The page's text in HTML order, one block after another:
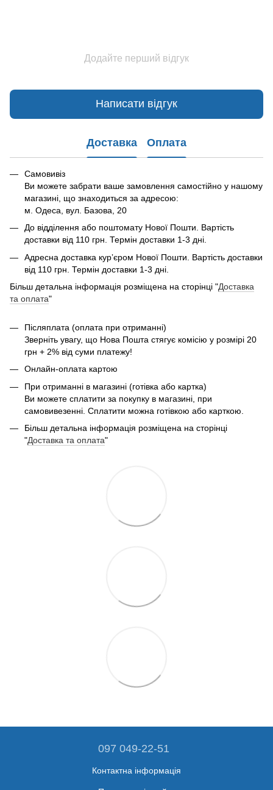
Додайте перший відгук
Написати відгук
Доставка Оплата
Самовивіз
Ви можете забрати ваше замовлення самостійно у нашому
магазині, що знаходиться за адресою:
м. Одеса, вул. Базова, 20
До відділення або поштомату Нової Пошти. Вартість
доставки від 110 грн. Термін доставки 1-3 дні.
Адресна доставка курʼєром Нової Пошти. Вартість доставки
від 110 грн. Термін доставки 1-3 дні.
Більш детальна інформація розміщена на сторінці "Доставка
та оплата"
Післяплата (оплата при отриманні)
Зверніть увагу, що Нова Пошта стягує комісію у розмірі 20
грн + 2% від суми платежу!
Онлайн-оплата картою
При отриманні в магазині (готівка або картка)
Ви можете сплатити за покупку в магазині, при
самовивезенні. Сплатити можна готівкою або карткою.
Більш детальна інформація розміщена на сторінці
"Доставка та оплата"
097 049-22-51
Контактна інформація